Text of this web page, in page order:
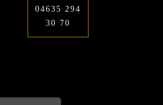
04635 294
30 70